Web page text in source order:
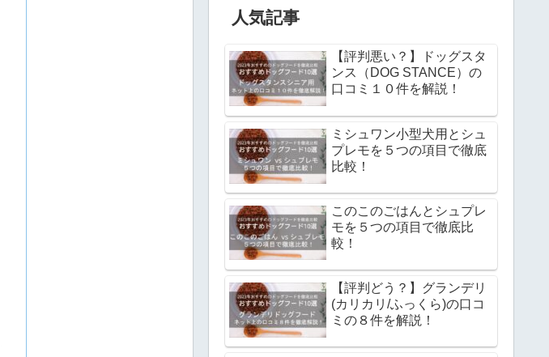
人気記事
【評判悪い？】ドッグスタ
ンス（DOG STANCE）の
口コミ１０件を解説！
ミシュワン小型犬用とシュ
プレモを５つの項目で徹底
比較！
このこのごはんとシュプレ
モを５つの項目で徹底比
較！
【評判どう？】グランデリ
(カリカリ/ふっくら)の口コ
ミの８件を解説！